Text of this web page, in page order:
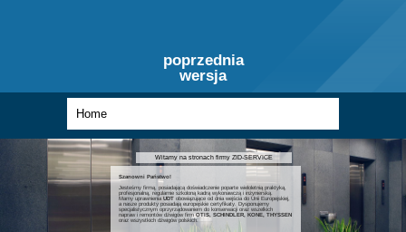
poprzednia
wersja
Witamy na stronach firmy ZID-SERVICE
Szanowni Państwo!
Jesteśmy firmą, posiadającą doświadczenie poparte wieloletnią praktyką,
profesjonalną, regularnie szkoloną kadrą wykonawczą i inżynierską.
Mamy uprawnieniaUDT obowiązujące od dnia wejścia do Unii Europejskiej,
a nasze produkty posiadają europejskie certyfikaty. Dysponujemy
specjalistycznym oprzyrządowaniem do konserwacji oraz wszelkich
napraw i remontów dźwigów firmOTIS, SCHINDLER, KONE, THYSSEN
oraz wszystkich dźwigów polskich.